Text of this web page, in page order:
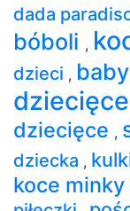
dada
bóboli ,
dzieci ,
dziecięce
dziecięce ,
dziecka ,
koce minky